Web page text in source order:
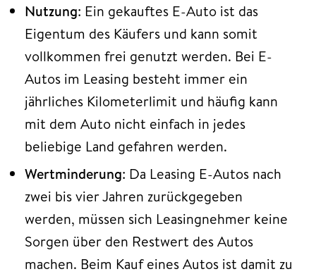
Nutzung: Ein gekauftes E-Auto ist das
Eigentum des Käufers und kann somit
vollkommen frei genutzt werden. Bei E-
Autos im Leasing besteht immer ein
jährliches Kilometerlimit und häufig kann
mit dem Auto nicht einfach in jedes
beliebige Land gefahren werden.
Wertminderung: Da Leasing E-Autos nach
zwei bis vier Jahren zurückgegeben
werden, müssen sich Leasingnehmer keine
Sorgen über den Restwert des Autos
machen. Beim Kauf eines Autos ist damit zu